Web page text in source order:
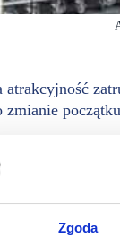
Zgoda
atrakcyjność
zmianie
mogą liczyć
pracownicy